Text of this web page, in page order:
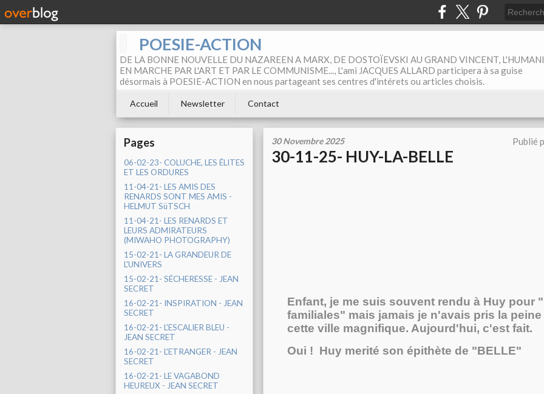
POESIE-ACTION
DE LA BONNE NOUVELLE DU NAZAREEN A MARX, DE DOSTOÏEVSKI AU GRAND VINCENT,
EN MARCHE PAR L'ART ET PAR LE COMMUNISME..., L'ami JACQUES ALLARD participera à sa guise
désormais à POESIE-ACTION en nous partageant ses centres d'intérets ou articles choisis.
Accueil Newsletter Contact
Pages
06-02-23- COLUCHE, LES ÉLITES
ET LES ORDURES
11-04-21- LES AMIS DES
RENARDS SONT MES AMIS -
HELMUT SüTSCH
11-04-21- LES RENARDS ET
LEURS ADMIRATEURS
(MIWAHO PHOTOGRAPHY)
15-02-21- LA GRANDEUR DE
L'UNIVERS
15-02-21- SÉCHERESSE - JEAN
SECRET
16-02-21- INSPIRATION - JEAN
SECRET
16-02-21- L'ESCALIER BLEU -
JEAN SECRET
16-02-21- L'ETRANGER - JEAN
SECRET
16-02-21- LE VAGABOND
HEUREUX - JEAN SECRET
30 Novembre 2025 Publié
30-11-25- HUY-LA-BELLE
Enfant, je me suis souvent rendu à Huy pour
familiales" mais jamais je n'avais pris la
cette ville magnifique. Aujourd'hui, c'est fait.
Oui ! Huy merité son épithète de "BELLE"